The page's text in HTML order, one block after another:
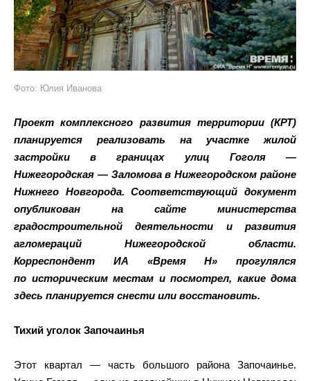
Фото: Юлия Иванова
Проект комплексного развития территории (КРТ)
планируется реализовать на участке жилой
застройки в границах улиц Гоголя —
Нижегородская — Заломова в Нижегородском районе
Нижнего Новгорода. Соответствующий документ
опубликован на сайте министерства
градостроительной деятельности и развития
агломераций Нижегородской области.
Корреспондент ИА «Время Н» прогулялся
по историческим местам и посмотрел, какие дома
здесь планируется снести или восстановить.
Тихий уголок Започаинья
Этот квартал — часть большого района Започаинье.